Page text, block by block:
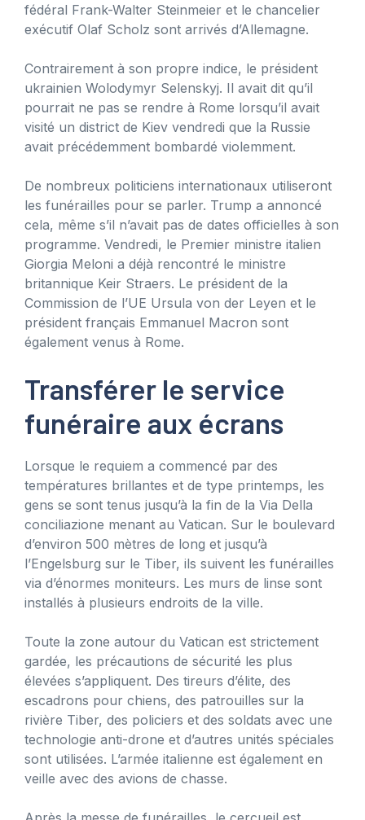
fédéral Frank-Walter Steinmeier et le chancelier
exécutif Olaf Scholz sont arrivés d’Allemagne.
Contrairement à son propre indice, le président
ukrainien Wolodymyr Selenskyj. Il avait dit qu’il
pourrait ne pas se rendre à Rome lorsqu’il avait
visité un district de Kiev vendredi que la Russie
avait précédemment bombardé violemment.
De nombreux politiciens internationaux utiliseront
les funérailles pour se parler. Trump a annoncé
cela, même s’il n’avait pas de dates officielles à son
programme. Vendredi, le Premier ministre italien
Giorgia Meloni a déjà rencontré le ministre
britannique Keir Straers. Le président de la
Commission de l’UE Ursula von der Leyen et le
président français Emmanuel Macron sont
également venus à Rome.
Transférer le service
funéraire aux écrans
Lorsque le requiem a commencé par des
températures brillantes et de type printemps, les
gens se sont tenus jusqu’à la fin de la Via Della
conciliazione menant au Vatican. Sur le boulevard
d’environ 500 mètres de long et jusqu’à
l’Engelsburg sur le Tiber, ils suivent les funérailles
via d’énormes moniteurs. Les murs de linse sont
installés à plusieurs endroits de la ville.
Toute la zone autour du Vatican est strictement
gardée, les précautions de sécurité les plus
élevées s’appliquent. Des tireurs d’élite, des
escadrons pour chiens, des patrouilles sur la
rivière Tiber, des policiers et des soldats avec une
technologie anti-drone et d’autres unités spéciales
sont utilisées. L’armée italienne est également en
veille avec des avions de chasse.